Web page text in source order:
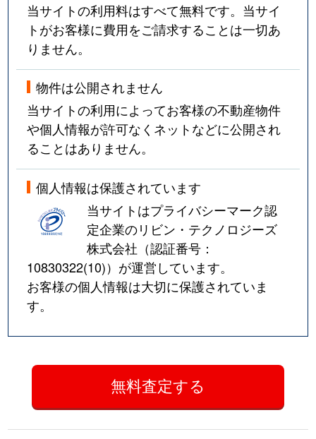
当サイトの利用料はすべて無料です。当サイ
トがお客様に費用をご請求することは一切あ
りません。
物件は公開されません
当サイトの利用によってお客様の不動産物件
や個人情報が許可なくネットなどに公開され
ることはありません。
個人情報は保護されています
当サイトはプライバシーマーク認
定企業のリビン・テクノロジーズ
株式会社（認証番号：
10830322(10)）が運営しています。
お客様の個人情報は大切に保護されていま
す。